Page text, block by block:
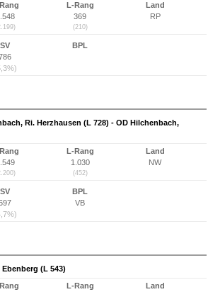
L-Rang
369
(210)
Land
RP
SV
BPL
Ri. Herzhausen (L 728) - OD Hilchenbach,
L-Rang
1.030
(452)
Land
NW
SV
BPL
VB
(L 543)
L-Rang
Land